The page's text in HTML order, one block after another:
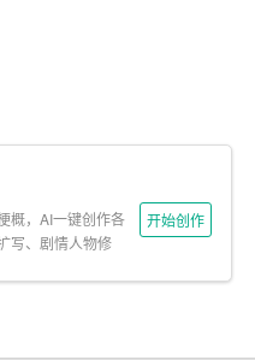
物性格、背景环境等要
概，AI一键创作各
写、剧情人物修
开始创作